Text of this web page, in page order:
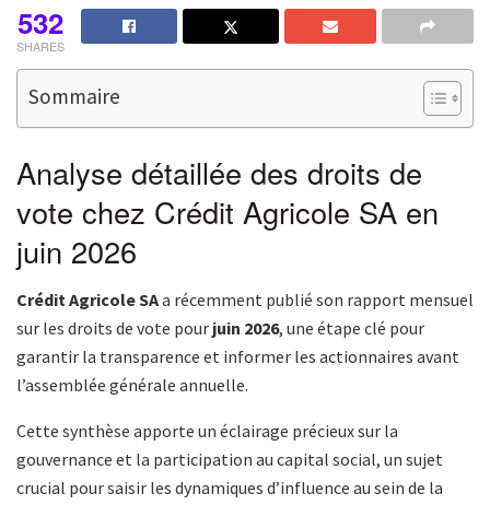
532
SHARES
Sommaire
Analyse détaillée des droits de
vote chez Crédit Agricole SA en
juin 2026
Crédit Agricole SAa récemment publié son rapport mensuel
sur les droits de vote pour juin 2026, une étape clé pour
garantir la transparence et informer les actionnaires avant
l’assemblée générale annuelle.
Cette synthèse apporte un éclairage précieux sur la
gouvernance et la participation au capital social, un sujet
crucial pour saisir les dynamiques d’influence au sein de la